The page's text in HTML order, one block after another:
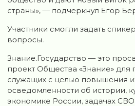
страны», — подчеркнул Егор
Участники смогли задать
вопросы.
Знание.Государство — это
проект Общества «Знание» для
служащих с целью повышения
осведомленности об истории,
экономике России, задачах